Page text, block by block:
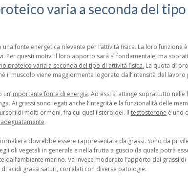
varia a seconda del
una fonte energetica rilevante per l’attività fisica. La loro funzione
Per questi motivi il loro apporto sarà sì fondamentale, ma
proteico varia a seconda del tipo di attività fisica. La quota di
il muscolo viene maggiormente logorato dall’intensità del
importante fonte di energia. Ad essi si attinge soprattutto
Ai grassi sono legati anche l’integrità e la funzionalità delle
di molti ormoni, fra cui quelli steroidei. Il testosterone è uno
.
dovrebbe essere rappresentata da grassi. Sono da
oli vegetali in generale e nella frutta a guscio (la quale potrà
dall’ambiente marino. Va invece moderato l’apporto dei grassi
acidi grassi saturi, correlati con diverse patologie.